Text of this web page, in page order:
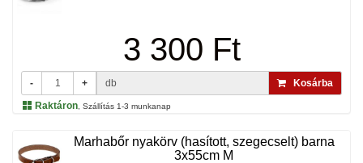
3 300 Ft
- + db
Kosárba
Raktáron , Szállítás 1-3 munkanap
Marhabőr nyakörv (hasított, szegecselt) barna
3x55cm M